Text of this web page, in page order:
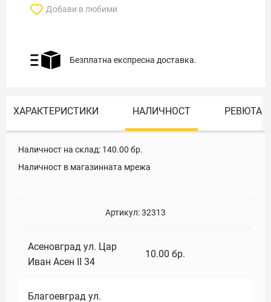
Добави в любими
Безплатна експресна доставка.
ХАРАКТЕРИСТИКИ НАЛИЧНОСТ РЕВЮТА
Наличност на склад: 140.00 бр.
Наличност в магазинната мрежа
Артикул:32313
Асеновград ул. Цар
Иван Асен II 34
10.00 бр.
Благоевград ул.